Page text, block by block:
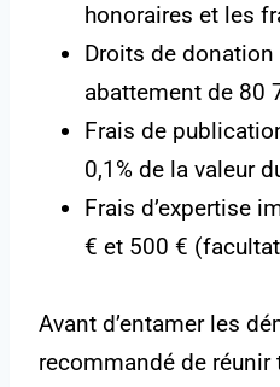
honoraires et les
Droits de donation
abattement de 80
Frais de
0,1% de la valeur
Frais d’expertise
€ et 500 €
Avant d’entamer les
recommandé de